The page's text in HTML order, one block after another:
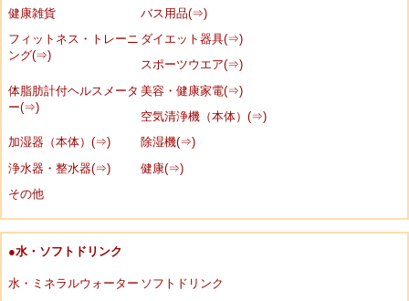
健康雑貨
バス用品(⇒)
フィットネス・トレーニ
ング(⇒)
ダイエット器具(⇒)
スポーツウエア(⇒)
体脂肪計付ヘルスメータ
ー(⇒)
美容・健康家電(⇒)
空気清浄機（本体）(⇒)
加湿器（本体）(⇒)
除湿機(⇒)
浄水器・整水器(⇒)
健康(⇒)
その他
●水・ソフトドリンク
水・ミネラルウォーター ソフトドリンク